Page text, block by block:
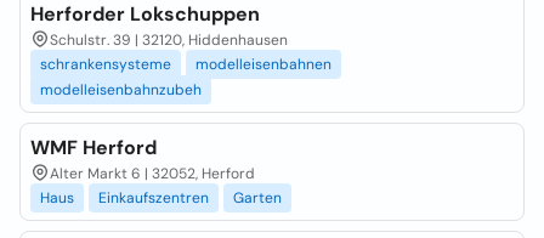
Herforder Lokschuppen
Schulstr. 39 | 32120, Hiddenhausen
schrankensysteme
modelleisenbahnen
modelleisenbahnzubeh
WMF Herford
Alter Markt 6 | 32052, Herford
Haus
Einkaufszentren Garten